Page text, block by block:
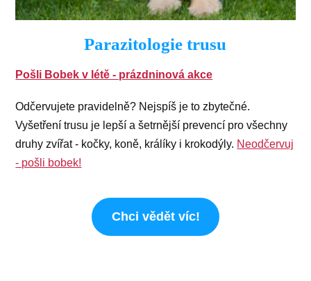
Parazitologie trusu
Pošli Bobek v létě - prázdninová akce
Odčervujete pravidelně? Nejspíš je to zbytečné.
Vyšetření trusu je lepší a šetrnější prevencí pro všechny
druhy zvířat - kočky, koně, králíky i krokodýly. Neodčervuj
- pošli bobek!
Chci vědět víc!